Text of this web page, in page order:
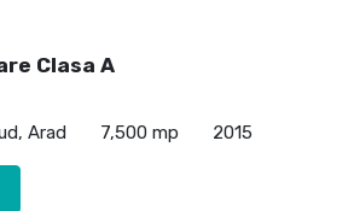
Clasa A
Arad 7,500 mp 2015